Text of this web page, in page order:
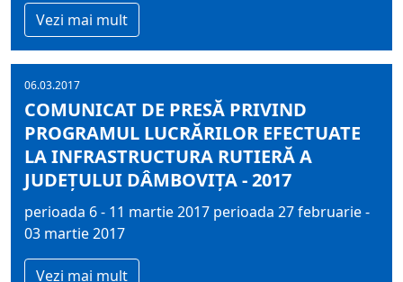
Vezi mai mult
06.03.2017
COMUNICAT DE PRESĂ PRIVIND
PROGRAMUL LUCRĂRILOR EFECTUATE
LA INFRASTRUCTURA RUTIERĂ A
JUDEŢULUI DÂMBOVIŢA - 2017
perioada 6 - 11 martie 2017 perioada 27 februarie -
03 martie 2017
Vezi mai mult